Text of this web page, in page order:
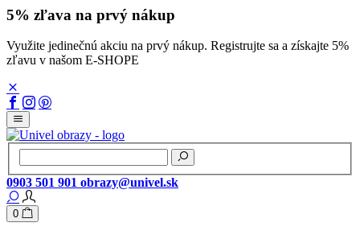
5% zľava na prvý nákup
Využite jedinečnú akciu na prvý nákup. Registrujte sa a získajte 5%
zľavu v našom E-SHOPE
0903 501 901 obrazy@univel.sk
0